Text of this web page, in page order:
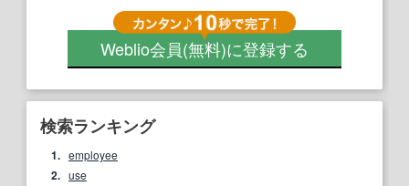
Weblio会員(無料)に登録する
検索ランキング
1. employee
2. use